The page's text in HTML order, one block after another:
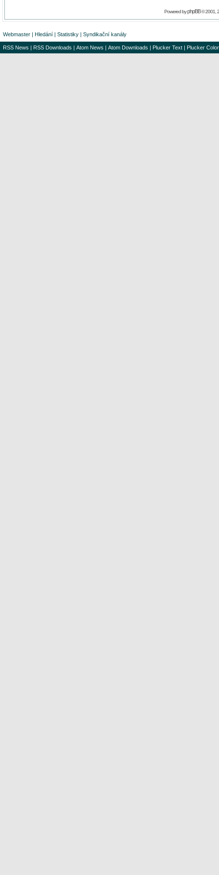
Powered byphpBB© 2001,
Webmaster | Hledání | Statistiky | Syndikační kanály
RSS News | RSS Downloads | Atom News | Atom Downloads | Plucker Text | Plucker Color